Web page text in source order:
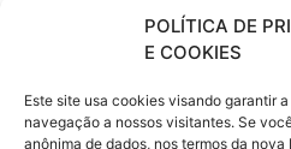
POLÍTICA DE
E COOKIES
Este site usa cookies visando garantir
navegação a nossos visitantes. Se
anônima de dados, nos termos da
Cote